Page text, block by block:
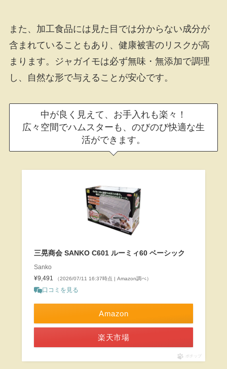
また、加工食品には見た目では分からない成分が
含まれていることもあり、健康被害のリスクが高
まります。ジャガイモは必ず無味・無添加で調理
し、自然な形で与えることが安心です。
中が良く見えて、お手入れも楽々！
広々空間でハムスターも、のびのび快適な生
活ができます。
三晃商会 SANKO C601 ルーミィ60 ベーシック
Sanko
¥9,491
（2026/07/11 16:37時点 | Amazon調べ）
口コミを見る
Amazon
楽天市場
ポチップ